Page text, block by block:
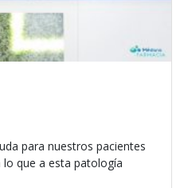
para nuestros pacientes
que a esta patología